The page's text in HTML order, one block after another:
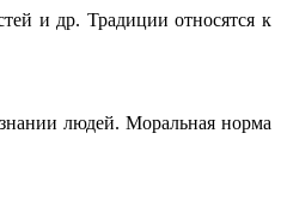
и др. Традиции относятся к
людей. Моральная норма